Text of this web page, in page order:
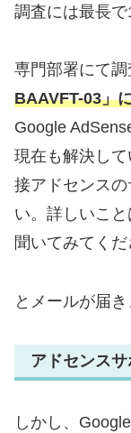
調査には最長で
専門部署にて
BAAVFT-03」
Google
現在も解決し
接アドセンス
い。詳しいこ
聞いてみてくだ
とメールが届き
アドセンス
しかし、